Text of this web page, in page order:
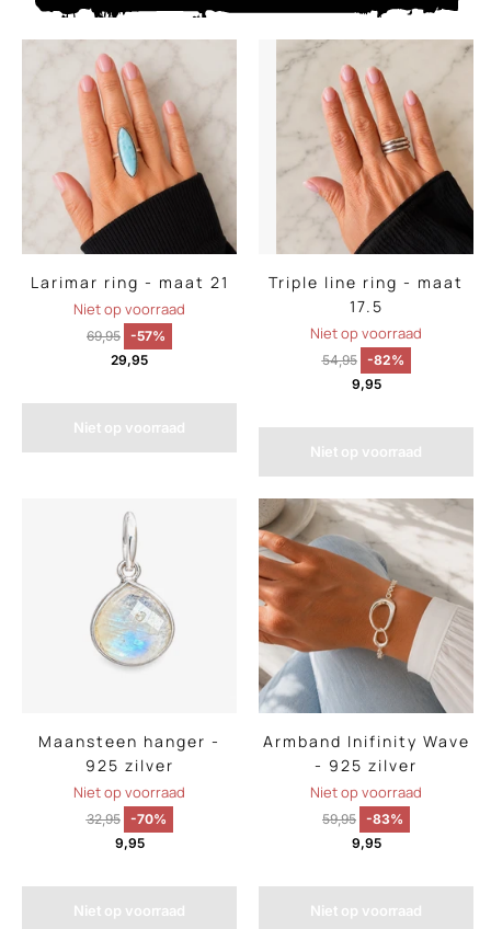
Larimar ring - maat 21
Niet op voorraad
69,95 -57%
29,95
Niet op voorraad
Triple line ring - maat
17.5
Niet op voorraad
54,95
-82%
9,95
Niet op voorraad
Maansteen hanger -
925 zilver
Niet op voorraad
32,95
-70%
9,95
Niet op voorraad
Armband Inifinity Wave
- 925 zilver
Niet op voorraad
59,95 -83%
9,95
Niet op voorraad